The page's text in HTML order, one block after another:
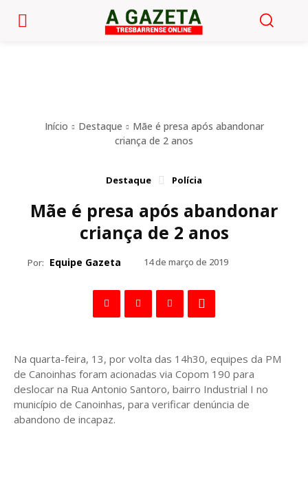
Início Destaque
Mãe é presa após abandonar
criança de 2 anos
Destaque Polícia
Mãe é presa após abandonar
criança de 2 anos
Por: Equipe Gazeta 14 de março de 2019
Na quarta-feira, 13, por volta das 14h30, equipes da PM
de Canoinhas foram acionadas via Copom 190 para
deslocar na Rua Antonio Santoro, bairro Industrial I no
município de Canoinhas, para verificar denúncia de
abandono de incapaz.